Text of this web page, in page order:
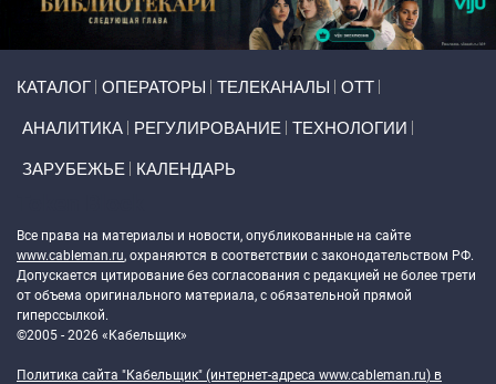
КАТАЛОГ ОПЕРАТОРЫ ТЕЛЕКАНАЛЫ ОТТ
АНАЛИТИКА РЕГУЛИРОВАНИЕ ТЕХНОЛОГИИ
ЗАРУБЕЖЬЕ КАЛЕНДАРЬ
Все права на материалы и новости, опубликованные на сайте
www.cableman.ru, охраняются в соответствии с законодательством РФ.
Допускается цитирование без согласования с редакцией не более трети
от объема оригинального материала, с обязательной прямой
гиперссылкой.
©2005 - 2026 «Кабельщик»
Политика сайта "Кабельщик" (интернет-адреса www.cableman.ru) в